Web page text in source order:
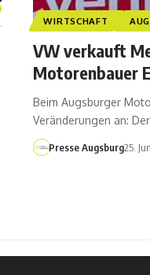
WIRTSCHAFT
VW verkauft
Motorenbauer
Beim Augsburger
Veränderungen an:
Presse Augsburg25.